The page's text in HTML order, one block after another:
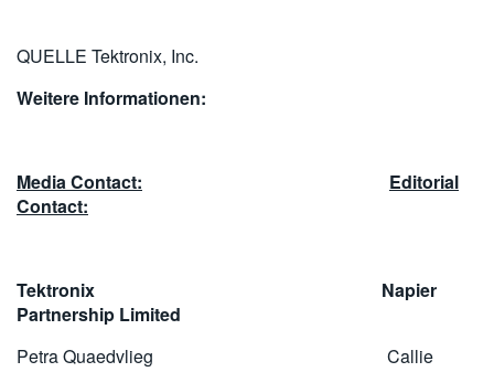
QUELLE Tektronix, Inc.
Weitere Informationen:
Media Contact:
Editorial
Contact:
Tektronix Napier
Partnership Limited
Petra Quaedvlieg Callie